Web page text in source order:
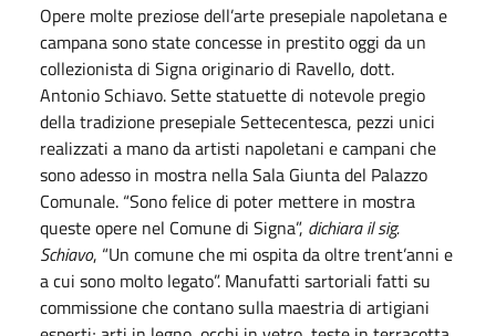
Opere molte preziose dell’arte presepiale napoletana e
campana sono state concesse in prestitooggi da un
collezionista di Signa originario di Ravello, dott.
Antonio Schiavo. Sette statuette di notevole pregio
della tradizione presepiale Settecentesca, pezzi unici
realizzati a mano da artisti napoletani e campani che
sono adesso in mostra nella Sala Giunta del Palazzo
Comunale. “Sono felice di poter mettere in mostra
queste opere nel Comune di Signa”, dichiara il sig.
Schiavo, “Un comune che mi ospita da oltre trent’anni e
a cui sono molto legato”. Manufatti sartoriali fatti su
commissione che contano sulla maestria di artigiani